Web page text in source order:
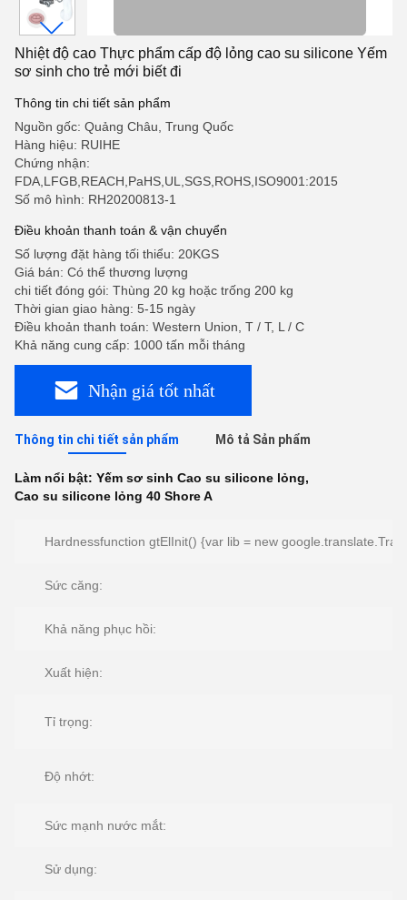
Nhiệt độ cao Thực phẩm cấp độ lỏng cao su silicone Yếm
sơ sinh cho trẻ mới biết đi
Thông tin chi tiết sản phẩm
Nguồn gốc: Quảng Châu, Trung Quốc
Hàng hiệu: RUIHE
Chứng nhận:
FDA,LFGB,REACH,PaHS,UL,SGS,ROHS,ISO9001:2015
Số mô hình: RH20200813-1
Điều khoản thanh toán & vận chuyển
Số lượng đặt hàng tối thiểu: 20KGS
Giá bán: Có thể thương lượng
chi tiết đóng gói: Thùng 20 kg hoặc trống 200 kg
Thời gian giao hàng: 5-15 ngày
Điều khoản thanh toán: Western Union, T / T, L / C
Khả năng cung cấp: 1000 tấn mỗi tháng
Nhận giá tốt nhất
Thông tin chi tiết sản phẩm Mô tả Sản phẩm
Làm nổi bật: Yếm sơ sinh Cao su silicone lỏng,
Cao su silicone lỏng 40 Shore A
Hardnessfunction gtElInit() {var lib = new
Sức căng:
Khả năng phục hồi:
Xuất hiện:
Tỉ trọng:
Độ nhớt:
Sức mạnh nước mắt:
Sử dụng: